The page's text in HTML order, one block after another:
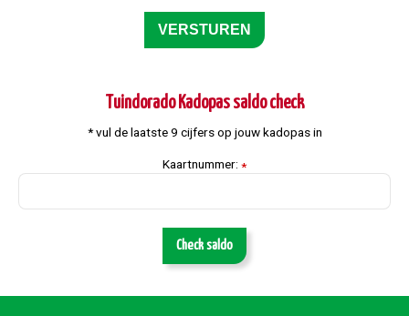
Tuindorado Kadopas saldo check
* vul de laatste 9 cijfers op jouw kadopas in
Kaartnummer: *
Check saldo